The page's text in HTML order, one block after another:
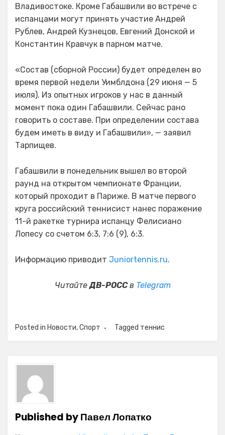
Владивостоке. Кроме Габашвили во встрече с
испанцами могут принять участие Андрей
Рублев, Андрей Кузнецов, Евгений Донской и
Константин Кравчук в парном матче.
«Состав (сборной России) будет определен во
время первой недели Уимблдона (29 июня — 5
июля). Из опытных игроков у нас в данный
момент пока один Габашвили. Сейчас рано
говорить о составе. При определении состава
будем иметь в виду и Габашвили», — заявил
Тарпищев.
Габашвили в понедельник вышел во второй
раунд на открытом чемпионате Франции,
который проходит в Париже. В матче первого
круга российский теннисист нанес поражение
11-й ракетке турнира испанцу Фелисиано
Лопесу со счетом 6:3, 7:6 (9), 6:3.
Информацию приводит Juniortennis.ru.
ЧитайтеДВ-РОССв Telegram
Posted in Новости,Спорт Tagged теннис
Published byПавел Лопатко